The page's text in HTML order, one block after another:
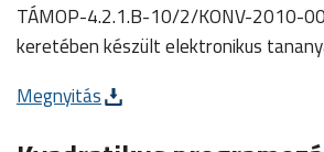
TÁMOP-4.2.1.B-10/2/KONV-2010-
keretében készült elektronikus
Megnyitás